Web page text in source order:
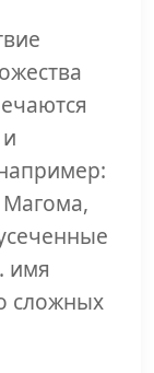
имя
сложных